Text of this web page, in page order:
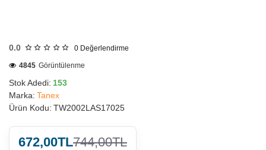
0.0 0 Değerlendirme
Stok Adedi: 153
Marka: Tanex
Ürün Kodu: TW2002LAS17025
4845 Görüntülenme
672,00TL744,00TL